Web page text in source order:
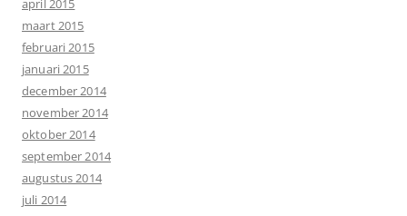
april 2015
maart 2015
februari 2015
januari 2015
december 2014
november 2014
oktober 2014
september 2014
augustus 2014
juli 2014